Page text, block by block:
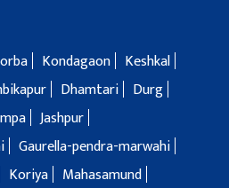
Kondagaon
Keshkal
Dhamtari
Durg
Jashpur
Gaurella-pendra-marwahi
Koriya
Mahasamund